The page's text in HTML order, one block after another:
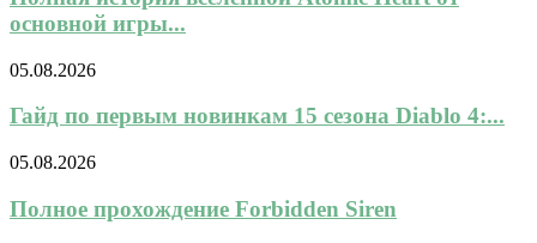
основной игры...
05.08.2026
Гайд по первым новинкам 15 сезона Diablo 4:...
05.08.2026
Полное прохождение Forbidden Siren